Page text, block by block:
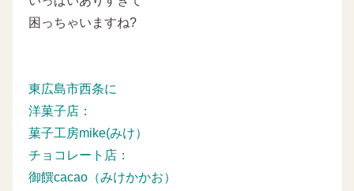
困っちゃいますね?
東広島市西条に
洋菓子店：
菓子工房mike(みけ）
チョコレート店：
御饌cacao（みけかかお）